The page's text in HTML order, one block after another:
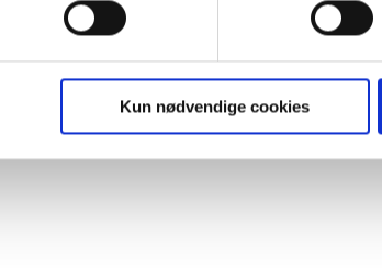
cookies og tredjeparts cookies. Ved at klikke
giver du samtykke til de ovenfor nævnte
bestemte cookie-typer til og fra nedenfor.
ønske det.
Kun nødvendige cookies